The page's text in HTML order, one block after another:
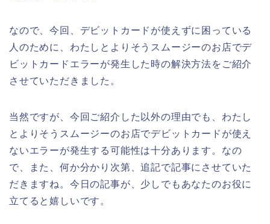
なので、今回、デビットカードが使えずに困っている
人のために、わたしとよりそうスムージーのお店でデ
ビットカードエラーが発生した時の解決方法をご紹介
させていただきました。
当然ですが、今回ご紹介した以外の理由でも、わたし
とよりそうスムージーのお店でデビットカードが使え
ないエラーが発生する可能性は十分あります。なの
で、また、何か分かり次第、追記で記事にさせていた
だきますね。今日の記事が、少しでもあなたのお役に
立てると嬉しいです。